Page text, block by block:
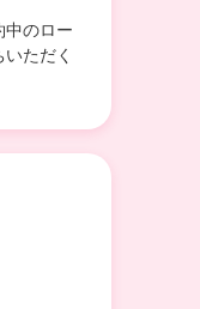
中のロー
ただく